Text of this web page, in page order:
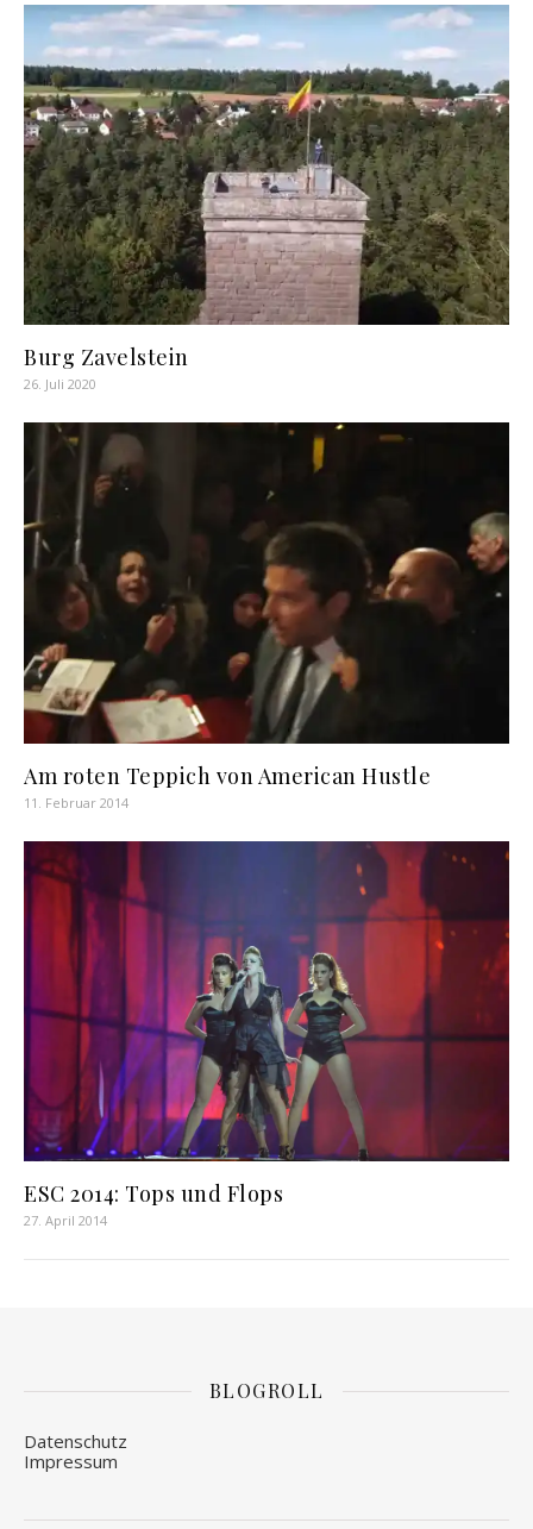
Burg Zavelstein
26. Juli 2020
Am roten Teppich von American Hustle
11. Februar 2014
ESC 2014: Tops und Flops
27. April 2014
BLOGROLL
Datenschutz
Impressum